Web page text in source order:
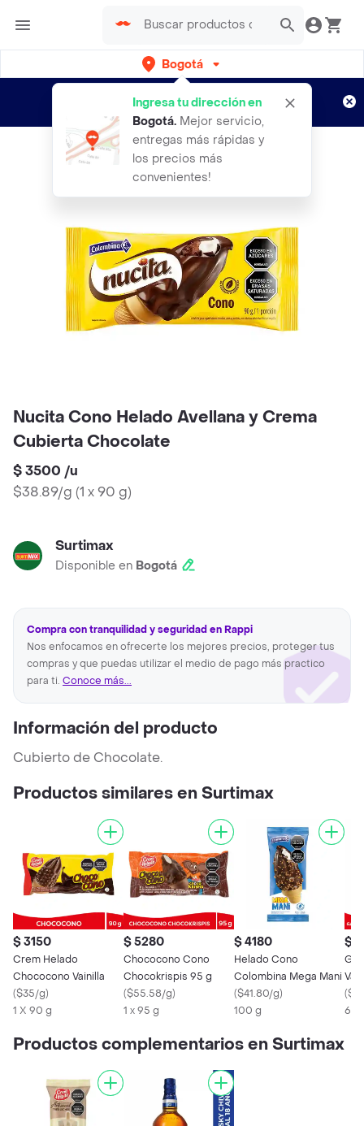
Bogotá
Ingresa tu dirección en
Bogotá. Mejor servicio,
entregas más rápidas y
los precios más
convenientes!
envíos gratis por semanas
Aplican TyC
Nucita Cono Helado Avellana y Crema
Cubierta Chocolate
$ 3500 /u
$38.89/g (1 x 90 g)
Surtimax
Disponible en Bogotá
Compra con tranquilidad y seguridad en Rappi
Nos enfocamos en ofrecerte los mejores precios, proteger tus
compras y que puedas utilizar el medio de pago más practico
para ti. Conoce más...
Información del producto
Cubierto de Chocolate.
Productos similares en Surtimax
$ 3150
Crem Helado
Chococono Vainilla
($35/g)
1 X 90 g
$ 5280
Chococono Cono
Chocokrispis 95 g
($55.58/g)
1 x 95 g
$ 4180
Helado Cono
Colombina Mega Mani
($41.80/g)
100 g
$
(
65
Productos complementarios en Surtimax